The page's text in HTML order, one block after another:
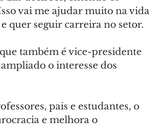
vai me ajudar muito na vida
quer seguir carreira no setor.
também é vice-presidente
o interesse dos
pais e estudantes, o
e melhora o